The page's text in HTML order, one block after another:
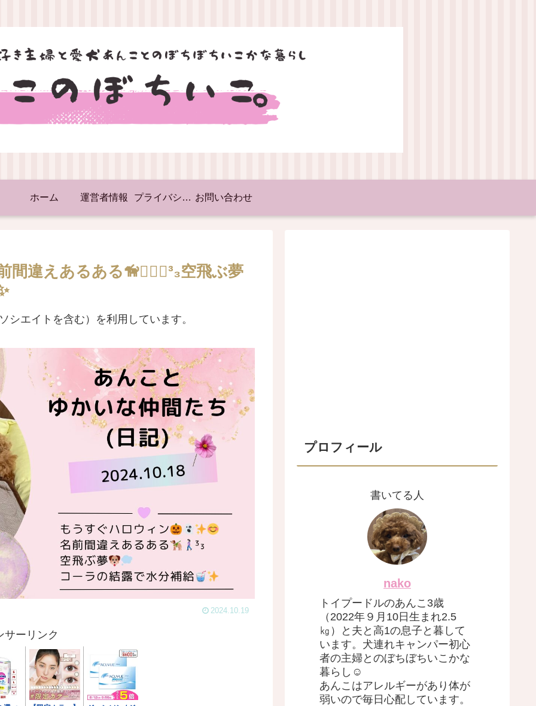
ホーム 運営者情報 プライバシーポリシー お問い合わせ
違えあるある🦮🚶🏻‍♀️³₃空飛ぶ夢
エイトを含む）を利用しています。
2024.10.19
サーリンク
プロフィール
書いてる人
nako
トイプードルのあんこ3歳
（2022年９月10日生まれ2.5
㎏）と夫と高1の息子と暮して
います。犬連れキャンパー初心
者の主婦とのぼちぼちいこかな
暮らし☺︎
あんこはアレルギーがあり体が
弱いので毎日心配しています。